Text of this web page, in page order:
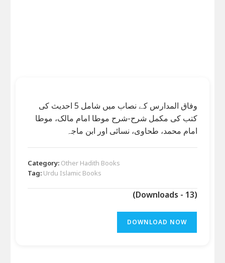
وفاق المدارس کے نصاب میں شامل 5 احدیث کی
کتب کی مکمل شرح-شرح موطا امام مالک، موطا
امام محمد، طحاوی، نسائی اور ابن ماجہ
Category: Other Hadith Books
Tag: Urdu Islamic Books
(Downloads - 13)
DOWNLOAD NOW